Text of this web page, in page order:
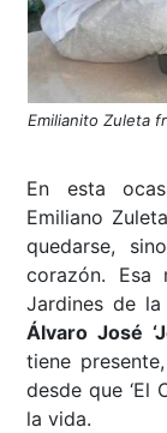
Emilianito Zuleta
En esta
Emiliano
quedarse,
corazón. Esa
Jardines de
Álvaro José
tiene
desde que ‘El
la vida.